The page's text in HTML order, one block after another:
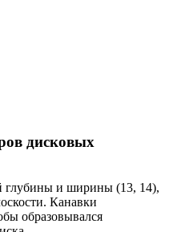
дисковых
глубины и ширины (13, 14),
Канавки
образовывался